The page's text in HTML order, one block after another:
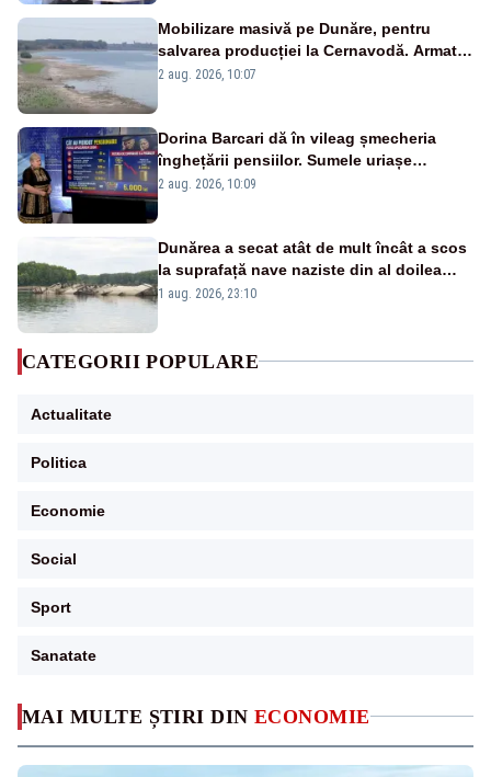
MAI MULTE ȘTIRI DIN ECONOMIE
Mobilizare masivă pe Dunăre, pentru
salvarea producției la Cernavodă. Armata
va detona o stâncă și va devia apa
2 aug. 2026, 10:07
Dorina Barcari dă în vileag șmecheria
înghețării pensiilor. Sumele uriașe
pierdute de fiecare român
2 aug. 2026, 10:09
Dunărea a secat atât de mult încât a scos
la suprafață nave naziste din al doilea
război mondial
1 aug. 2026, 23:10
CATEGORII POPULARE
Actualitate
Politica
Economie
Social
Sport
Sanatate